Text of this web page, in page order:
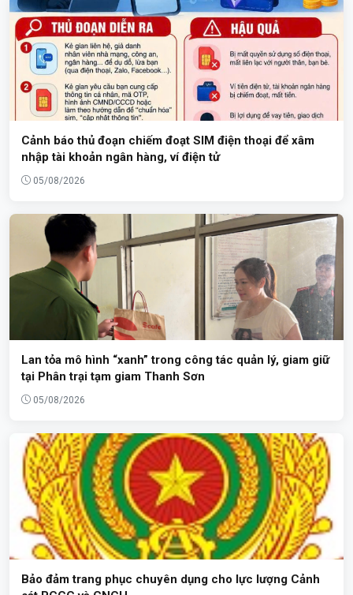
Cảnh báo thủ đoạn chiếm đoạt SIM điện thoại để xâm
nhập tài khoản ngân hàng, ví điện tử
05/08/2026
Lan tỏa mô hình “xanh” trong công tác quản lý, giam giữ
tại Phân trại tạm giam Thanh Sơn
05/08/2026
Bảo đảm trang phục chuyên dụng cho lực lượng Cảnh